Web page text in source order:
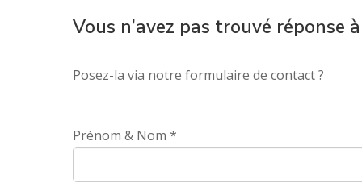
Au-delà de la collecte, le
fonctionnement.
Mieux trier permet
contribue à maîtriser
Vous n’avez pas trouvé réponse
Posez-la via notre formulaire de contact ?
Prénom & Nom *